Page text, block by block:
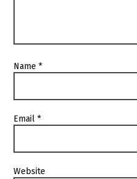
Name*
Email*
Website